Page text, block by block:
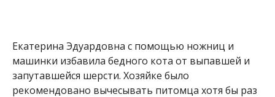
Екатерина Эдуардовна с помощью ножниц и
машинки избавила бедного кота от выпавшей и
запутавшейся шерсти. Хозяйке было
рекомендовано вычесывать питомца хотя бы раз